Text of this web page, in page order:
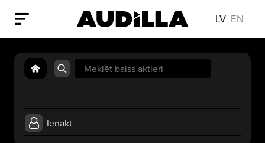
LV EN
Search
for:
Ienākt